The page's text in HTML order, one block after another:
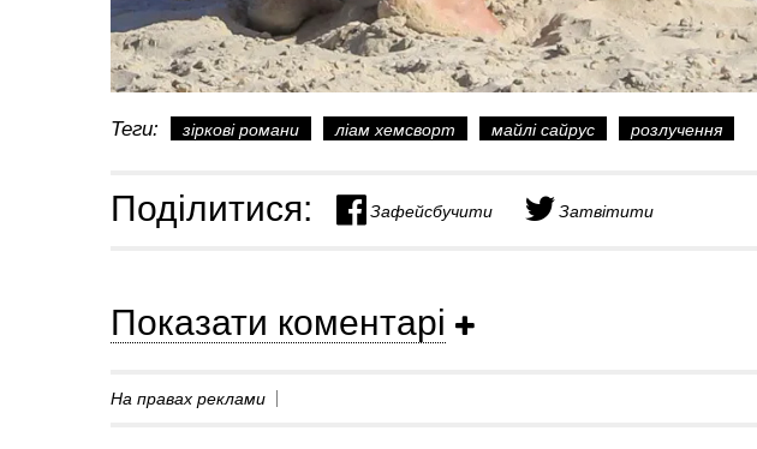
Теги: зіркові романи ліам хемсворт майлі сайрус розлучення
Поділитися: Зафейсбучити Затвітити
Показати коментарі
На правах реклами